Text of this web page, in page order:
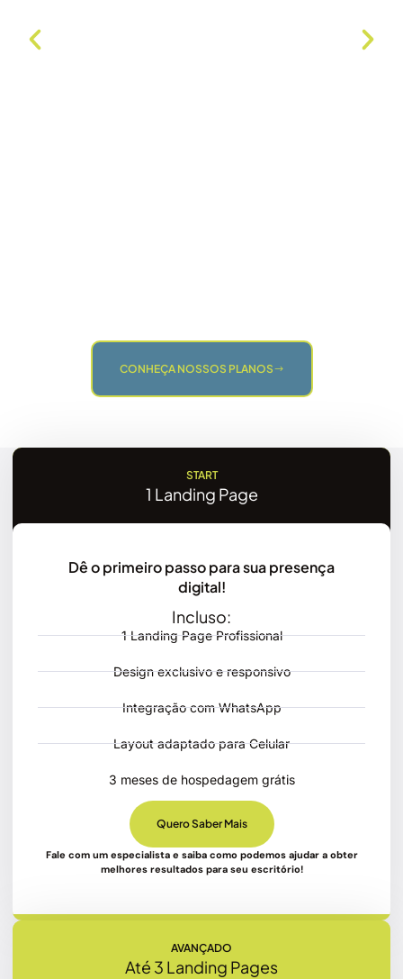
CONHEÇA NOSSOS PLANOS
START
1 Landing Page
Dê o primeiro passo para sua presença
digital!
Incluso:
1 Landing Page Profissional
Design exclusivo e responsivo
Integração com WhatsApp
Layout adaptado para Celular
3 meses de hospedagem grátis
Quero Saber Mais
Fale com um especialista e saiba como podemos ajudar a obter
melhores resultados para seu escritório!
AVANÇADO
Até 3 Landing Pages